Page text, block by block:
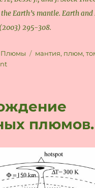
Earth’s mantle. Earth
295-308.
Categories
Плюмы Tags
мантия, плюм,
on
в
мантии
два
горячих
точек.
плюмов.